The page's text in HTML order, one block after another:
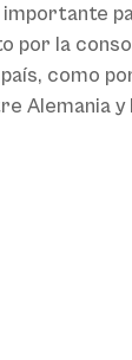
importante
por la
como
Alemania y